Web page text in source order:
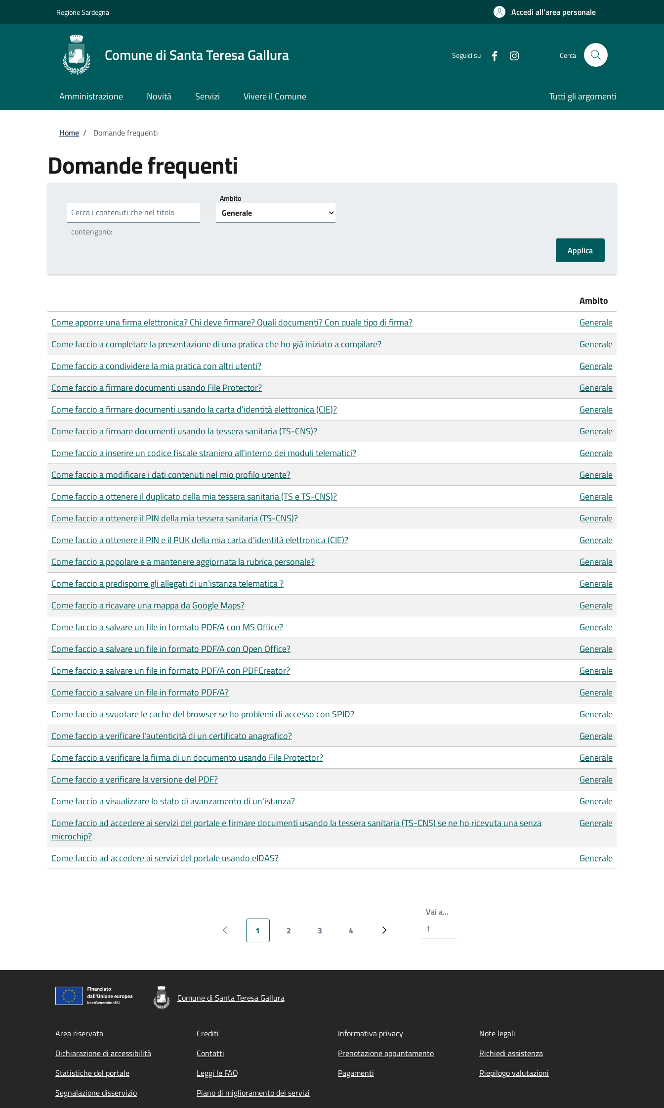
Regione Sardegna Accedi all'area personale
Comune di Santa Teresa Gallura Seguici su Cerca
Amministrazione Novità Servizi Vivere il Comune Tutti gli argomenti
Briciole di pane
Home / Domande frequenti
Domande frequenti
Cerca i contenuti che nel titolo
contengono:
Ambito
Ambito
Come apporre una firma elettronica? Chi deve firmare? Quali documenti? Con quale tipo di firma?
Generale
Come faccio a completare la presentazione di una pratica che ho già iniziato a compilare?
Generale
Come faccio a condividere la mia pratica con altri utenti?
Generale
Come faccio a firmare documenti usando File Protector?
Generale
Come faccio a firmare documenti usando la carta d'identità elettronica (CIE)?
Generale
Come faccio a firmare documenti usando la tessera sanitaria (TS-CNS)?
Generale
Come faccio a inserire un codice fiscale straniero all'interno dei moduli telematici?
Generale
Come faccio a modificare i dati contenuti nel mio profilo utente?
Generale
Come faccio a ottenere il duplicato della mia tessera sanitaria (TS e TS-CNS)?
Generale
Come faccio a ottenere il PIN della mia tessera sanitaria (TS-CNS)?
Generale
Come faccio a ottenere il PIN e il PUK della mia carta d'identità elettronica (CIE)?
Generale
Come faccio a popolare e a mantenere aggiornata la rubrica personale?
Generale
Come faccio a predisporre gli allegati di un'istanza telematica ?
Generale
Come faccio a ricavare una mappa da Google Maps?
Generale
Come faccio a salvare un file in formato PDF/A con MS Office?
Generale
Come faccio a salvare un file in formato PDF/A con Open Office?
Generale
Come faccio a salvare un file in formato PDF/A con PDFCreator?
Generale
Come faccio a salvare un file in formato PDF/A?
Generale
Come faccio a svuotare le cache del browser se ho problemi di accesso con SPID?
Generale
Come faccio a verificare l'autenticità di un certificato anagrafico?
Generale
Come faccio a verificare la firma di un documento usando File Protector?
Generale
Come faccio a verificare la versione del PDF?
Generale
Come faccio a visualizzare lo stato di avanzamento di un'istanza?
Generale
Come faccio ad accedere ai servizi del portale e firmare documenti usando la tessera sanitaria (TS-CNS) se ne ho ricevuta una senza
microchip?
Generale
Come faccio ad accedere ai servizi del portale usando eIDAS? Generale
Pagina precedente
Pagina attuale
1
Pagina
2
Pagina
3
Pagina
4
Pagina successiva
Vai a…Scrivi il numero della pagina a cui andare
Comune di Santa Teresa Gallura
Footer menu
Area riservata Crediti Informativa privacy
Note legali
Dichiarazione di accessibilità
Contatti Prenotazione appuntamento
Richiedi assistenza
Statistiche del portale
Leggi le FAQ Pagamenti
Riepilogo valutazioni
Segnalazione disservizio
Piano di miglioramento dei servizi